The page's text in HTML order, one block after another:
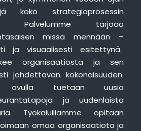
koko strategiaprosessin
Palvelumme tarjoaa
missä mennään –
ja visuaalisesti esitettynä.
organisaatiosta ja sen
johdettavan kokonaisuuden.
avulla tuetaan uusia
ja uudenlaista
Työkaluillamme opitaan
omaa organisaatiota ja